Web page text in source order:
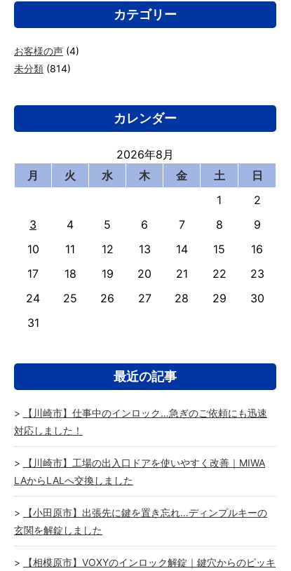
カテゴリー
お客様の声 (4)
未分類 (814)
カレンダー
2026年8月
月
火 水 木 金 土
日
1
2
3
4 5 6 7 8
9
10
11 12 13 14 15
16
17
18 19 20 21 22
23
24
25 26 27 28 29
30
31
最近の記事
【川崎市】仕事中のインロック…急ぎのご依頼にも迅速
対応しました！
【川崎市】工場の出入口ドアを使いやすく改善｜MIWA
LAからLALへ交換しました
【小田原市】出張先に鍵を置き忘れ…ディンプルキーの
玄関を解錠しました
【相模原市】VOXYのインロック解錠｜鍵穴からのピッキ